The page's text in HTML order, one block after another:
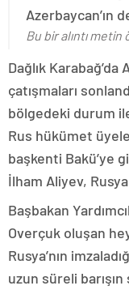
Azerbaycan’ın
Bu bir alıntı metin
Dağlık
çatışmaları
bölgedeki durum
Rus hükümet
başkenti Bakü’ye
İlham Aliyev,
Başbakan
Overçuk oluşan
Rusya’nın
uzun süreli barışın